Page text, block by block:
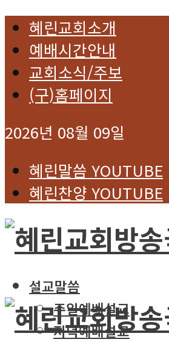
혜린교회소개
예배시간안내
교회소식/주보
(구)홈페이지
2026년 08월 09일
혜린말씀 YOUTUBE
혜린찬양 YOUTUBE
설교말씀
주일예배설교
저녁예배설교